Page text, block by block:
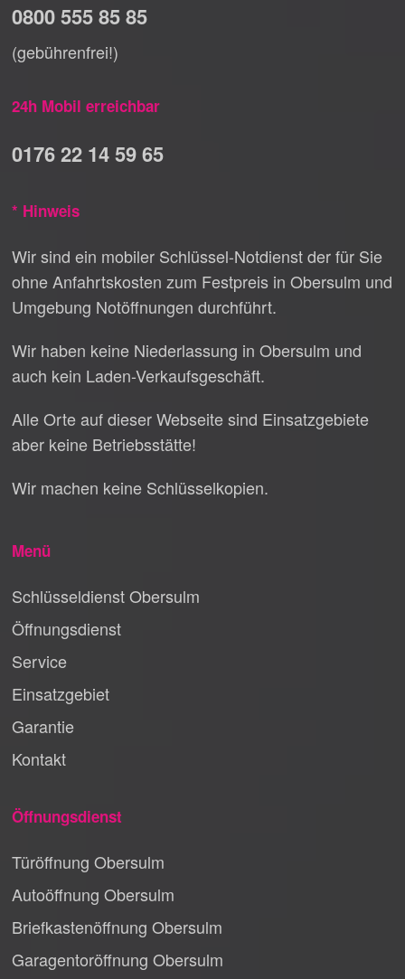
0800 555 85 85
(gebührenfrei!)
24h Mobil erreichbar
0176 22 14 59 65
* Hinweis
Wir sind ein mobiler Schlüssel-Notdienst der für Sie
ohne Anfahrtskosten zum Festpreis in Obersulm und
Umgebung Notöffnungen durchführt.
Wir haben keine Niederlassung in Obersulm und
auch kein Laden-Verkaufsgeschäft.
Alle Orte auf dieser Webseite sind Einsatzgebiete
aber keine Betriebsstätte!
Wir machen keine Schlüsselkopien.
Menü
Schlüsseldienst Obersulm
Öffnungsdienst
Service
Einsatzgebiet
Garantie
Kontakt
Öffnungsdienst
Türöffnung Obersulm
Autoöffnung Obersulm
Briefkastenöffnung Obersulm
Garagentoröffnung Obersulm